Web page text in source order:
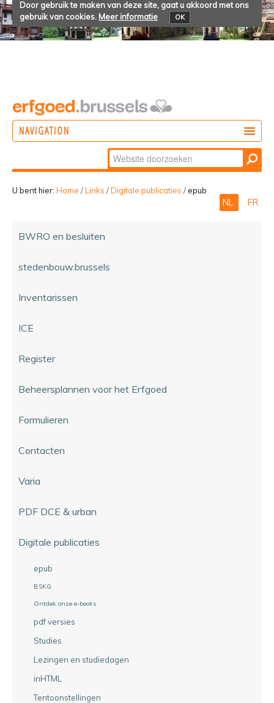
Door gebruik te maken van deze site, gaat u akkoord met ons
gebruik van cookies. Meer informatie OK
NAVIGATION
Zoek
Geavanceerd
zoeken...
U bent hier: Home /Links /Digitale publicaties / epub
NL FR
BWRO en besluiten
stedenbouw.brussels
Inventarissen
ICE
Register
Beheersplannen voor het Erfgoed
Formulieren
Contacten
Varia
PDF DCE & urban
Digitale publicaties
epub
BSKG
Ontdek onze e-books
pdf versies
Studies
Lezingen en studiedagen
inHTML
Tentoonstellingen